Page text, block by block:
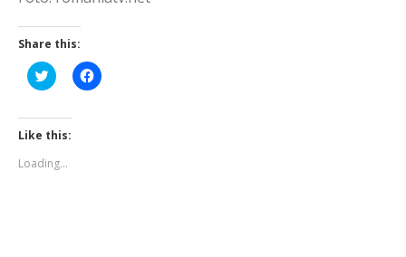
Share this:
Click
to
Twitter
(Opens
in
window)
Click
to
Like this:
Loading...